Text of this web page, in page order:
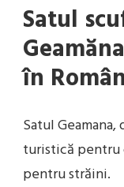
Satul
în
Satul
turistică pentru
pentru străini.